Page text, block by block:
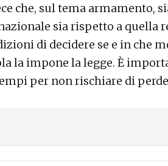
che, sul tema armamento,
sia rispetto a quella
di decidere se e in che
la impone la legge. È
per non rischiare di